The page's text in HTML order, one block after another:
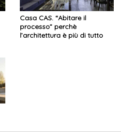
Casa CAS. “Abitare il
processo” perchè
l’architettura è più di tutto